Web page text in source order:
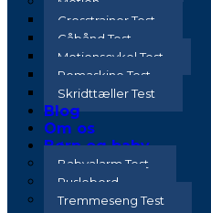
Crosstrainer Test
Gåbånd Test
Motionscykel Test
Romaskine Test
Skridttæller Test
Blog
Om os
Børn og baby
Babyalarm Test
Puslebord
Tremmeseng Test